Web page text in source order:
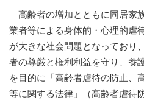
高齢者の増加とともに同居家
業者等による身体的・心理的虐
が大きな社会問題となっており
者の尊厳と権利利益を守り、養
を目的に「高齢者虐待の防止、
等に関する法律」（高齢者虐待